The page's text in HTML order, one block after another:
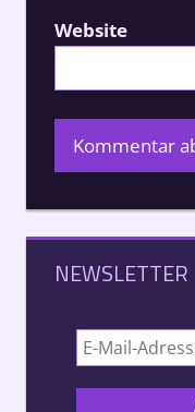
Website
NEWSLETTER